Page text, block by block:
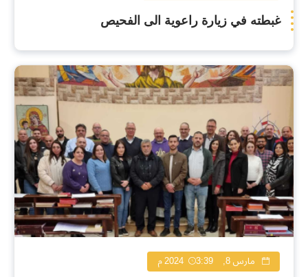
غبطته في زيارة راعوية الى الفحيص
مارس 8, 2024 3:39 م